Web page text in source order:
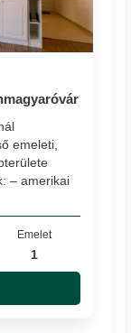
emeleti,
– amerikai
Emelet
1